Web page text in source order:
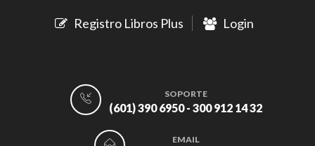
Registro Libros Plus Login
SOPORTE
(601) 390 6950 - 300 912 14 32
EMAIL